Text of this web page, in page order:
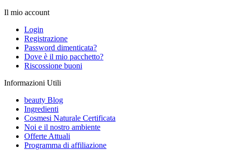
Il mio account
Login
Registrazione
Password dimenticata?
Dove è il mio pacchetto?
Riscossione buoni
Informazioni Utili
beauty Blog
Ingredienti
Cosmesi Naturale Certificata
Noi e il nostro ambiente
Offerte Attuali
Programma di affiliazione